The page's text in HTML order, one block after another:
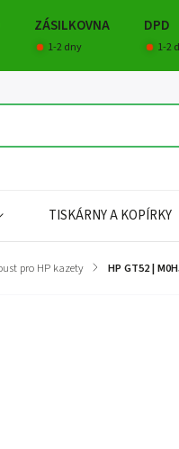
ZÁSILKOVNA DPD
1-2 dny 1-2
TISKÁRNY A KOPÍRKY
pro HP kazety / HP GT52 |